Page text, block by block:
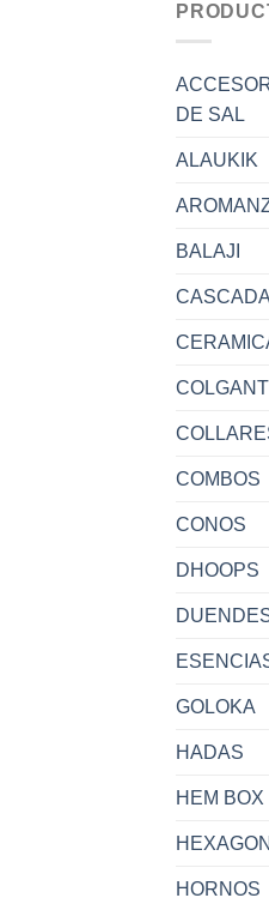
DE SAL
ALAUKIK
BALAJI
COMBOS
CONOS
DHOOPS
GOLOKA
HADAS
HEM BOX
HORNOS